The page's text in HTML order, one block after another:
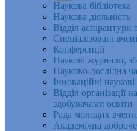
Наукова бібліотека
Наукова діяльність
Відділ аспірантури
Спеціалізовані
Конференції
Наукові журнали,
Науково-дослідна
Інноваційні
Відділ організації
здобувачами освіти
Рада молодих
Академічна